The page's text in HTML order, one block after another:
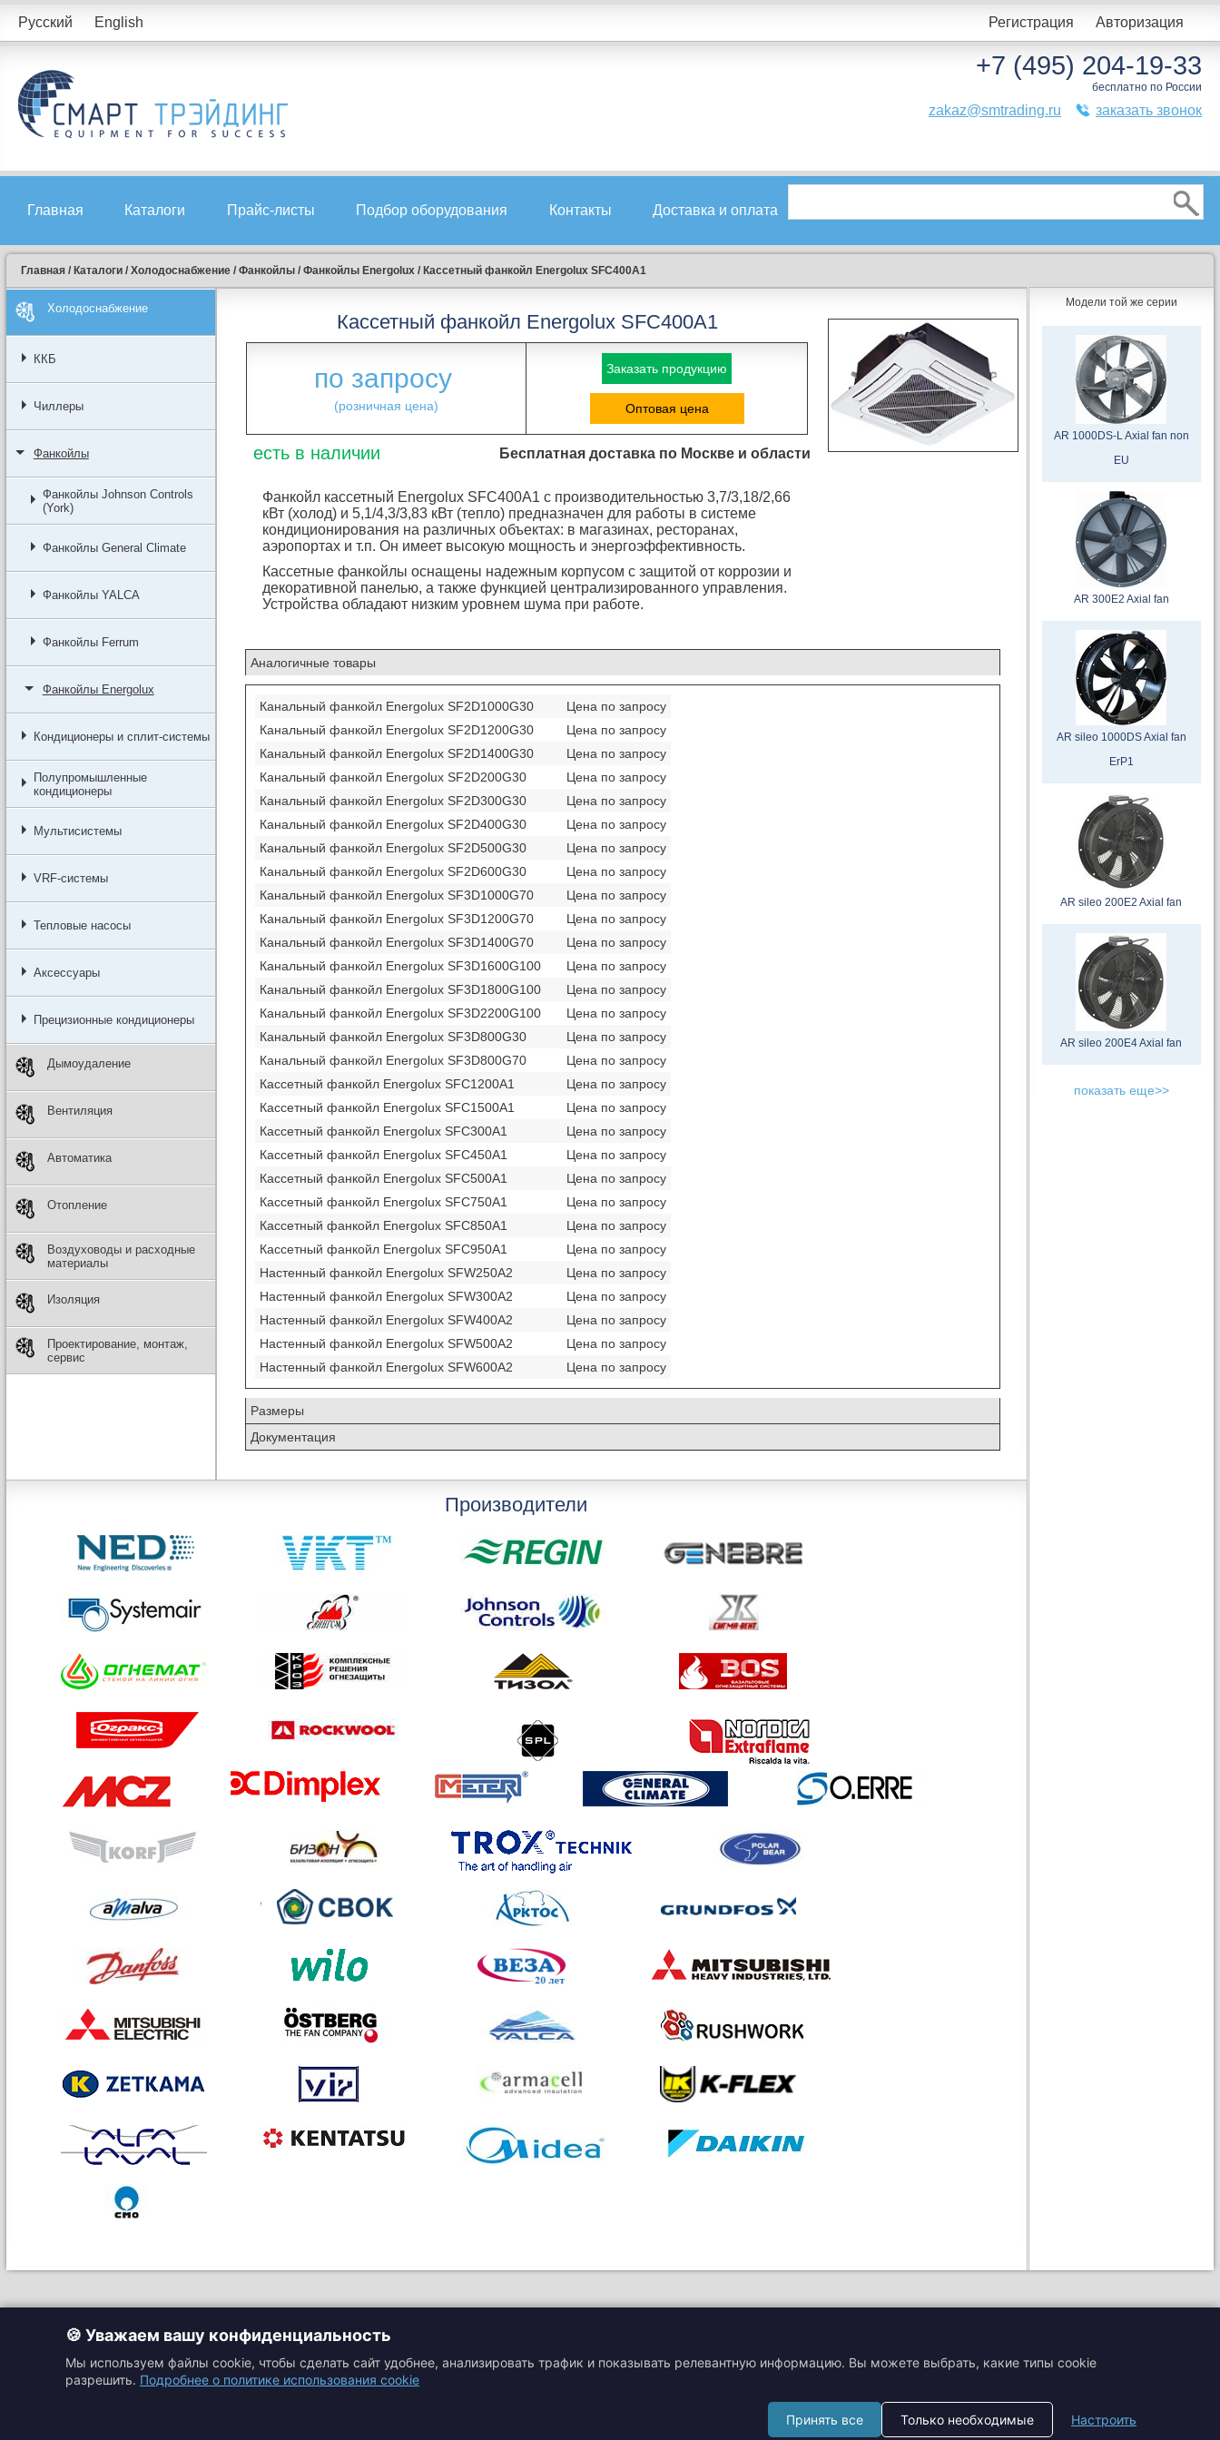
Русский English Регистрация Авторизация
+7 (495) 204-19-33
бесплатно по России
zakaz@smtrading.ru заказать звонок
Главная Каталоги Прайс-листы Подбор оборудования Контакты Доставка и оплата
Главная / Каталоги / Холодоснабжение / Фанкойлы / Фанкойлы Energolux / Кассетный фанкойл Energolux SFC400A1
Холодоснабжение
ККБ
Чиллеры
Фанкойлы
Фанкойлы Johnson Controls
(York)
Фанкойлы General Climate
Фанкойлы YALCA
Фанкойлы Ferrum
Фанкойлы Energolux
Кондиционеры и сплит-системы
Полупромышленные
кондиционеры
Мультисистемы
VRF-системы
Тепловые насосы
Аксессуары
Прецизионные кондиционеры
Дымоудаление
Вентиляция
Автоматика
Отопление
Воздуховоды и расходные
материалы
Изоляция
Проектирование, монтаж,
сервис
Кассетный фанкойл Energolux SFC400A1
по запросу
(розничная цена)
Заказать продукцию
Оптовая цена
есть в наличии Бесплатная доставка по Москве и области
Фанкойл кассетный Energolux SFC400A1 с производительностью 3,7/3,18/2,66
кВт (холод) и 5,1/4,3/3,83 кВт (тепло) предназначен для работы в системе
кондиционирования на различных объектах: в магазинах, ресторанах,
аэропортах и т.п. Он имеет высокую мощность и энергоэффективность.
Кассетные фанкойлы оснащены надежным корпусом с защитой от коррозии и
декоративной панелью, а также функцией централизированного управления.
Устройства обладают низким уровнем шума при работе.
Аналогичные товары
Канальный фанкойл Energolux SF2D1000G30
Цена по запросу
Канальный фанкойл Energolux SF2D1200G30
Цена по запросу
Канальный фанкойл Energolux SF2D1400G30
Цена по запросу
Канальный фанкойл Energolux SF2D200G30
Цена по запросу
Канальный фанкойл Energolux SF2D300G30
Цена по запросу
Канальный фанкойл Energolux SF2D400G30
Цена по запросу
Канальный фанкойл Energolux SF2D500G30
Цена по запросу
Канальный фанкойл Energolux SF2D600G30
Цена по запросу
Канальный фанкойл Energolux SF3D1000G70
Цена по запросу
Канальный фанкойл Energolux SF3D1200G70
Цена по запросу
Канальный фанкойл Energolux SF3D1400G70
Цена по запросу
Канальный фанкойл Energolux SF3D1600G100
Цена по запросу
Канальный фанкойл Energolux SF3D1800G100
Цена по запросу
Канальный фанкойл Energolux SF3D2200G100
Цена по запросу
Канальный фанкойл Energolux SF3D800G30
Цена по запросу
Канальный фанкойл Energolux SF3D800G70
Цена по запросу
Кассетный фанкойл Energolux SFC1200A1
Цена по запросу
Кассетный фанкойл Energolux SFC1500A1
Цена по запросу
Кассетный фанкойл Energolux SFC300A1
Цена по запросу
Кассетный фанкойл Energolux SFC450A1
Цена по запросу
Кассетный фанкойл Energolux SFC500A1
Цена по запросу
Кассетный фанкойл Energolux SFC750A1
Цена по запросу
Кассетный фанкойл Energolux SFC850A1
Цена по запросу
Кассетный фанкойл Energolux SFC950A1
Цена по запросу
Настенный фанкойл Energolux SFW250A2
Цена по запросу
Настенный фанкойл Energolux SFW300A2
Цена по запросу
Настенный фанкойл Energolux SFW400A2
Цена по запросу
Настенный фанкойл Energolux SFW500A2
Цена по запросу
Настенный фанкойл Energolux SFW600A2
Цена по запросу
Размеры
Документация
Производители
Модели той же серии
AR 1000DS-L Axial fan non
EU
AR 300E2 Axial fan
AR sileo 1000DS Axial fan
ErP1
AR sileo 200E2 Axial fan
AR sileo 200E4 Axial fan
показать еще>>
+7 (495) 204-19-33
zakaz@smtrading.ru
🍪 Уважаем вашу конфиденциальность
Мы используем файлы cookie, чтобы сделать сайт удобнее, анализировать трафик и показывать релевантную информацию. Вы можете выбрать, какие типы cookie
разрешить. Подробнее о политике использования cookie
Принять все Только необходимые Настроить